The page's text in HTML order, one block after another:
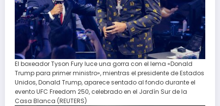
El boxeador Tyson Fury luce una gorra con el lema «Donald
Trump para primer ministro», mientras el presidente de Estados
Unidos, Donald Trump, aparece sentado al fondo durante el
evento UFC Freedom 250, celebrado en el Jardín Sur de la
Casa Blanca (REUTERS)